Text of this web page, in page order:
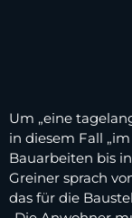
Um „eine
in diesem Fall
Bauarbeiten bis
Greiner sprach
das für die